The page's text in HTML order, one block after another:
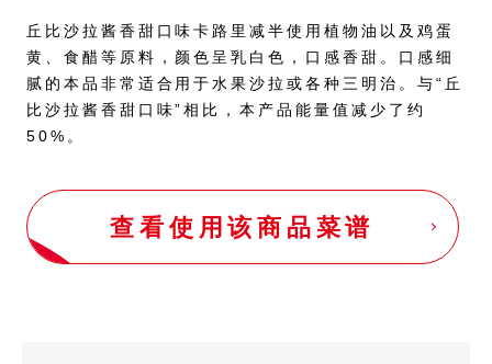
丘比沙拉酱香甜口味卡路里减半使用植物油以及鸡蛋
黄、食醋等原料，颜色呈乳白色，口感香甜。口感细
腻的本品非常适合用于水果沙拉或各种三明治。与“丘
比沙拉酱香甜口味”相比，本产品能量值减少了约
50%。
查看使用该商品菜谱